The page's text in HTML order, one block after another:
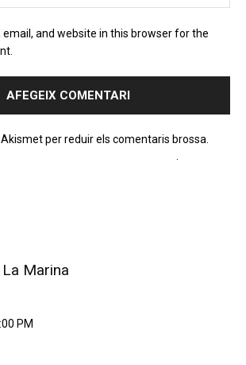
email, and website in this browser for the
per reduir els comentaris brossa.
Marina
PM